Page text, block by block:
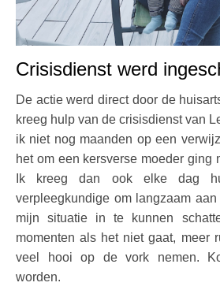
Crisisdienst werd
De actie werd direct door de
kreeg hulp van de crisisdienst van
ik niet nog maanden op een
het om een kersverse moeder ging
Ik kreeg dan ook elke dag
verpleegkundige om langzaam
mijn situatie in te kunnen
momenten als het niet gaat, meer
veel hooi op de vork nemen.
worden.